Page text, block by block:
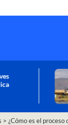
> ¿Cómo es el proceso